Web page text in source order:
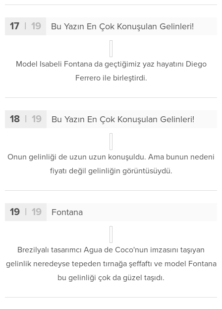
17 | 19 Bu Yazın En Çok Konuşulan Gelinleri!
Model Isabeli Fontana da geçtiğimiz yaz hayatını Diego
Ferrero ile birleştirdi.
18 | 19 Bu Yazın En Çok Konuşulan Gelinleri!
Onun gelinliği de uzun uzun konuşuldu. Ama bunun nedeni
fiyatı değil gelinliğin görüntüsüydü.
19 | 19 Fontana
Brezilyalı tasarımcı Agua de Coco'nun imzasını taşıyan
gelinlik neredeyse tepeden tırnağa şeffaftı ve model Fontana
bu gelinliği çok da güzel taşıdı.